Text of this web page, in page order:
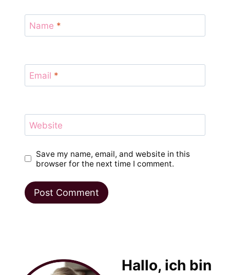
Name *
Email *
Website
Save my name, email, and website in this
browser for the next time I comment.
Hallo, ich bin